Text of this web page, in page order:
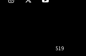
519